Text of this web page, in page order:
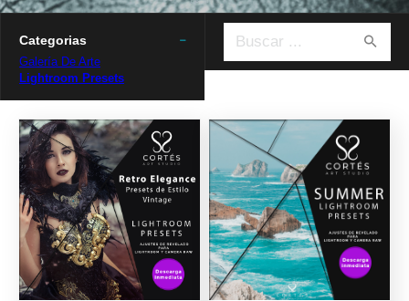
Categorias
Galería De Arte
Lightroom Presets
Buscar ...